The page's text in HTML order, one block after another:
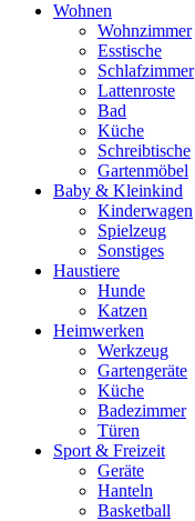
Wohnen
Wohnzimmer
Esstische
Schlafzimmer
Lattenroste
Bad
Küche
Schreibtische
Gartenmöbel
Baby & Kleinkind
Kinderwagen
Spielzeug
Sonstiges
Haustiere
Hunde
Katzen
Heimwerken
Werkzeug
Gartengeräte
Küche
Badezimmer
Türen
Sport & Freizeit
Geräte
Hanteln
Basketball